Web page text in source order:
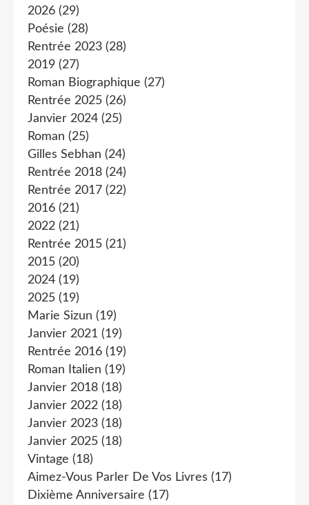
2026 (29)
Poésie (28)
Rentrée 2023 (28)
2019 (27)
Roman Biographique (27)
Rentrée 2025 (26)
Janvier 2024 (25)
Roman (25)
Gilles Sebhan (24)
Rentrée 2018 (24)
Rentrée 2017 (22)
2016 (21)
2022 (21)
Rentrée 2015 (21)
2015 (20)
2024 (19)
2025 (19)
Marie Sizun (19)
Janvier 2021 (19)
Rentrée 2016 (19)
Roman Italien (19)
Janvier 2018 (18)
Janvier 2022 (18)
Janvier 2023 (18)
Janvier 2025 (18)
Vintage (18)
Aimez-Vous Parler De Vos Livres (17)
Dixième Anniversaire (17)